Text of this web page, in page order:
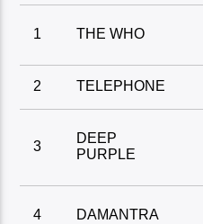
1 THE WHO
2 TELEPHONE
3
DEEP
PURPLE
4 DAMANTRA